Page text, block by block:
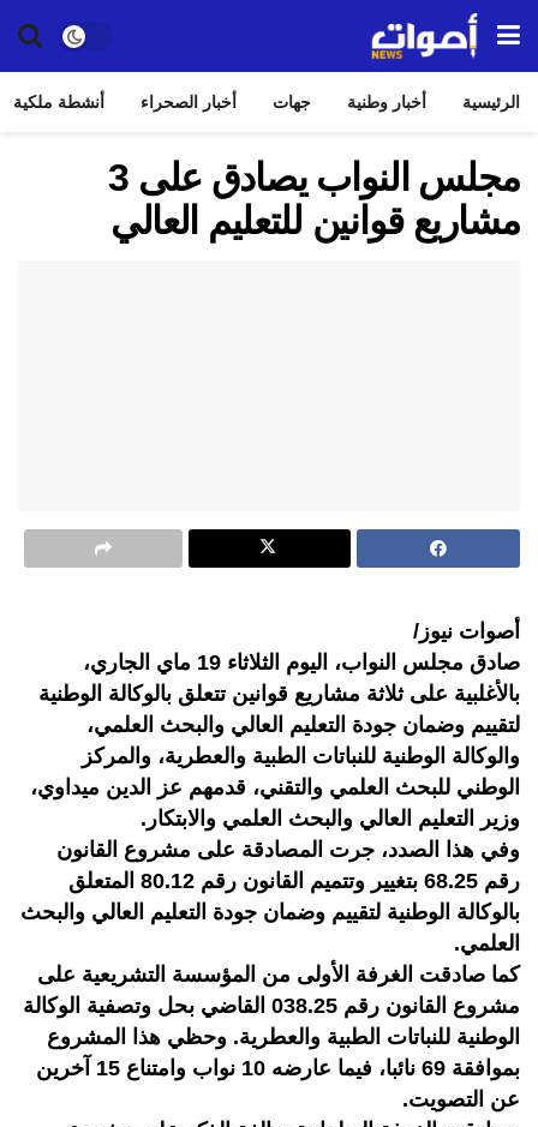
الرئيسية أخبار وطنية جهات أخبار الصحراء أنشطة ملكية
مجلس النواب يصادق على 3
مشاريع قوانين للتعليم العالي
أصوات نيوز/
صادق مجلس النواب، اليوم الثلاثاء 19 ماي الجاري،
بالأغلبية على ثلاثة مشاريع قوانين تتعلق بالوكالة الوطنية
لتقييم وضمان جودة التعليم العالي والبحث العلمي،
والوكالة الوطنية للنباتات الطبية والعطرية، والمركز
الوطني للبحث العلمي والتقني، قدمهم عز الدين ميداوي،
وزير التعليم العالي والبحث العلمي والابتكار.
وفي هذا الصدد، جرت المصادقة على مشروع القانون
رقم 68.25 بتغيير وتتميم القانون رقم 80.12 المتعلق
بالوكالة الوطنية لتقييم وضمان جودة التعليم العالي والبحث
العلمي.
كما صادقت الغرفة الأولى من المؤسسة التشريعية على
مشروع القانون رقم 038.25 القاضي بحل وتصفية الوكالة
الوطنية للنباتات الطبية والعطرية. وحظي هذا المشروع
بموافقة 69 نائبا، فيما عارضه 10 نواب وامتناع 15 آخرين
عن التصويت.